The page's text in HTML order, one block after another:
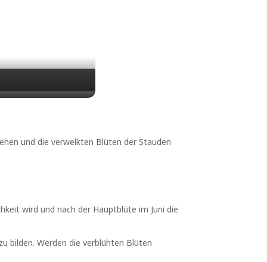
und die verwelkten Blüten der Stauden
wird und nach der Hauptblüte im Juni die
bilden. Werden die verblühten Blüten